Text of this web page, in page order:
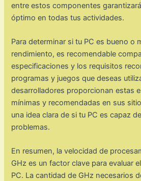
entre estos componentes
óptimo en todas tus actividades.
Para determinar si tu PC es bueno o
rendimiento, es recomendable
especificaciones y los requisitos
programas y juegos que deseas
desarrolladores proporcionan estas
mínimas y recomendadas en sus
una idea clara de si tu PC es capaz
problemas.
En resumen, la velocidad de
GHz es un factor clave para evaluar
PC. La cantidad de GHz necesarios